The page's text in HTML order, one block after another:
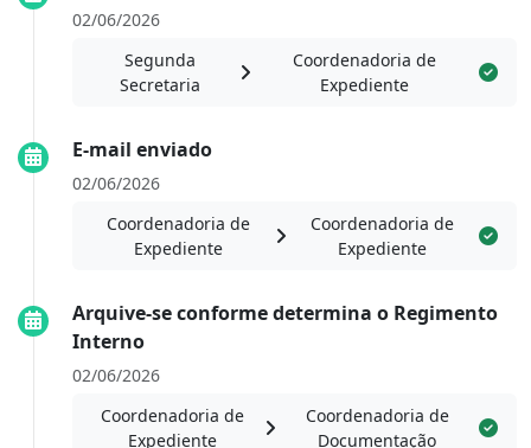
02/06/2026
Segunda
Secretaria
Coordenadoria de
Expediente
E-mail enviado
02/06/2026
Coordenadoria de
Expediente
Coordenadoria de
Expediente
Arquive-se conforme determina o Regimento
Interno
02/06/2026
Coordenadoria de
Expediente
Coordenadoria de
Documentação